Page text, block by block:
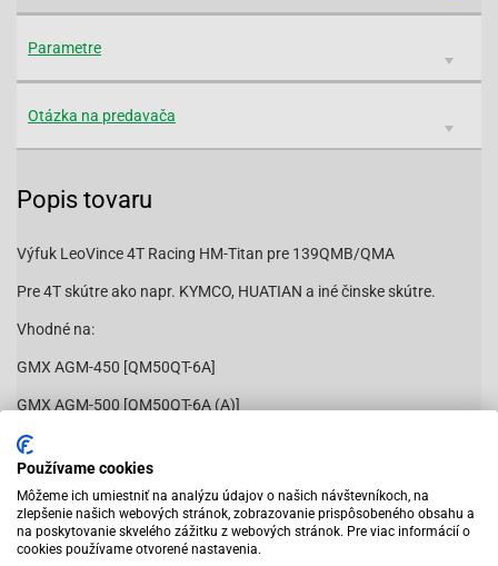
Parametre
Otázka na predavača
Popis tovaru
Výfuk LeoVince 4T Racing HM-Titan pre 139QMB/QMA
Pre 4T skútre ako napr. KYMCO, HUATIAN a iné činske skútre.
Vhodné na:
GMX AGM-450 [QM50QT-6A]
GMX AGM-500 [QM50QT-6A (A)]
Baja BE500-50 4T
Baja SC50-Suncity 4T VIN LWGT
Baotian BT49QT-12A1-Rebel
Čítať viac
Používame cookies
Môžeme ich umiestniť na analýzu údajov o našich návštevníkoch, na
zlepšenie našich webových stránok, zobrazovanie prispôsobeného obsahu a
na poskytovanie skvelého zážitku z webových stránok. Pre viac informácií o
cookies používame otvorené nastavenia.